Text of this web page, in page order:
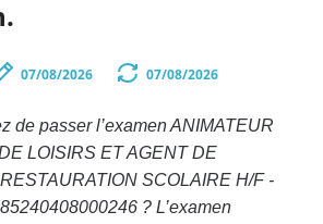
07/08/2026 07/08/2026
de passer l’examen ANIMATEUR
LOISIRS ET AGENT DE
SCOLAIRE H/F -
? L’examen